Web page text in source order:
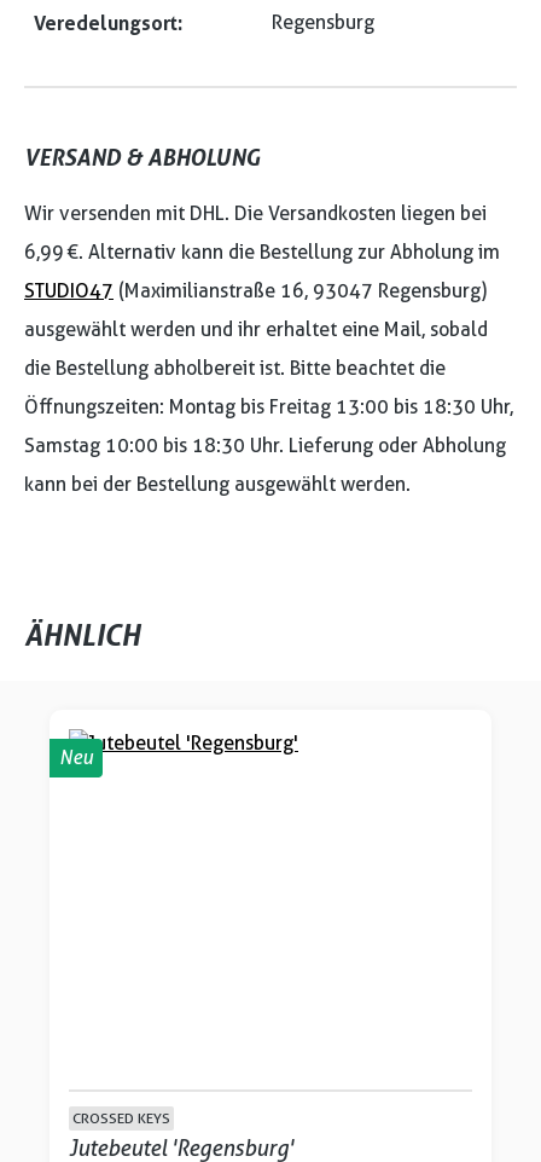
Veredelungsort: Regensburg
VERSAND & ABHOLUNG
Wir versenden mit DHL. Die Versandkosten liegen bei
6,99 €. Alternativ kann die Bestellung zur Abholung im
STUDIO47 (Maximilianstraße 16, 93047 Regensburg)
ausgewählt werden und ihr erhaltet eine Mail, sobald
die Bestellung abholbereit ist. Bitte beachtet die
Öffnungszeiten: Montag bis Freitag 13:00 bis 18:30 Uhr,
Samstag 10:00 bis 18:30 Uhr. Lieferung oder Abholung
kann bei der Bestellung ausgewählt werden.
ÄHNLICH
Neu
CROSSED KEYS
Jutebeutel 'Regensburg'